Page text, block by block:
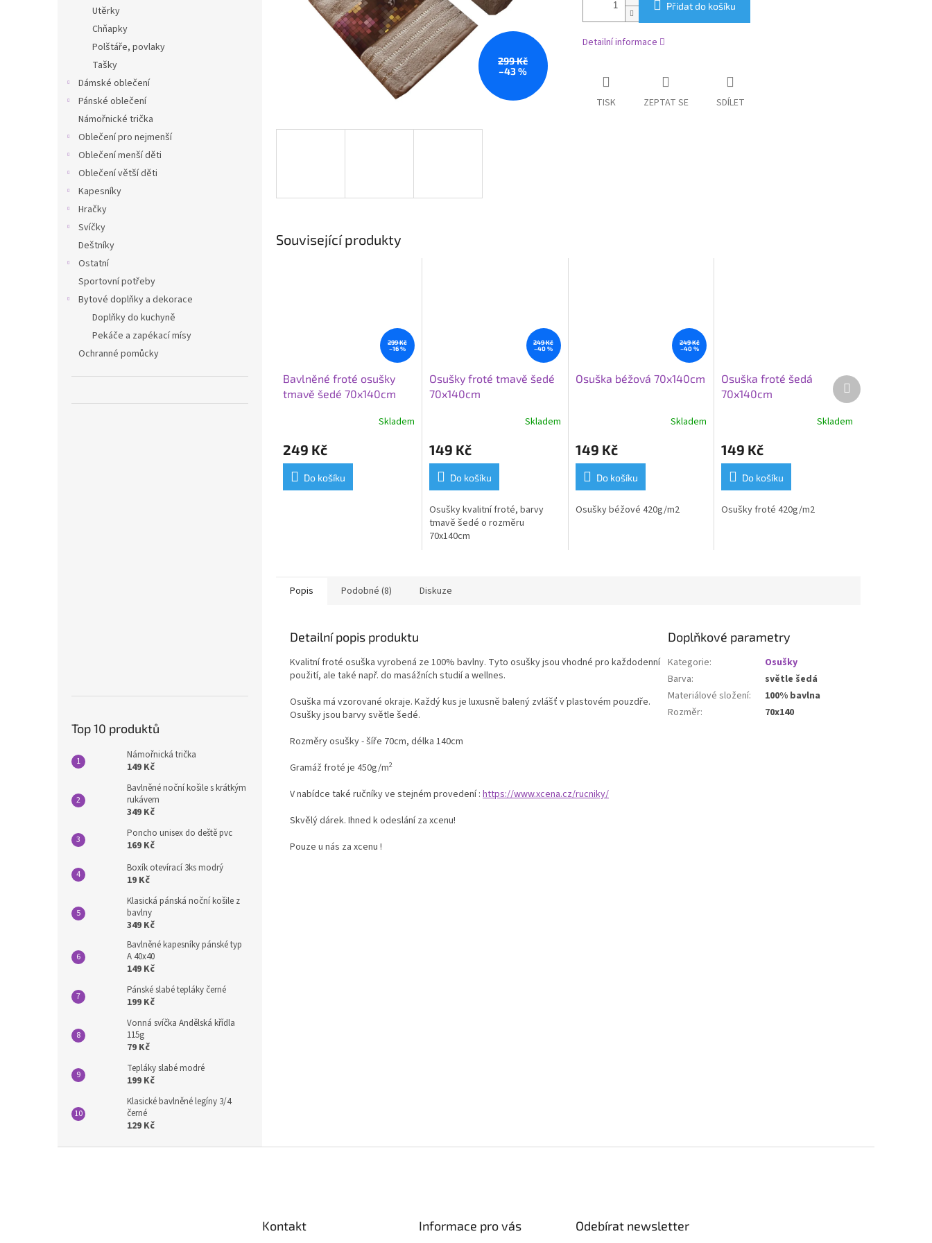
Utěrky
Chňapky
Polštáře, povlaky
Tašky
Dámské oblečení
Pánské oblečení
Námořnické trička
Oblečení pro nejmenší
Oblečení menší děti
Oblečení větší děti
Kapesníky
Hračky
Svíčky
Deštníky
Ostatní
Sportovní potřeby
Bytové doplňky a dekorace
Doplňky do kuchyně
Pekáče a zapékací mísy
Ochranné pomůcky
Top 10 produktů
Námořnická trička
149 Kč
Bavlněné noční košile s krátkým
rukávem
349 Kč
Poncho unisex do deště pvc
169 Kč
Boxík otevírací 3ks modrý
19 Kč
Klasická pánská noční košile z
bavlny
349 Kč
Bavlněné kapesníky pánské typ
A 40x40
149 Kč
Pánské slabé tepláky černé
199 Kč
Vonná svíčka Andělská křídla
115g
79 Kč
Tepláky slabé modré
199 Kč
Klasické bavlněné legíny 3/4
černé
129 Kč
299 Kč
–43 %
Přidat do košíku
Detailní informace
TISK ZEPTAT SE SDÍLET
Související produkty
299 Kč
–16 %
Bavlněné froté osušky
tmavě šedé 70x140cm
Skladem
249 Kč
Do košíku
249 Kč
–40 %
Osušky froté tmavě šedé
70x140cm
Skladem
149 Kč
Do košíku
Osušky kvalitní froté, barvy
tmavě šedé o rozměru
70x140cm
249 Kč
–40 %
Osuška béžová 70x140cm
Skladem
149 Kč
Do košíku
Osušky béžové 420g/m2
Osuška froté šedá
70x140cm
Skladem
149 Kč
Do košíku
Osušky froté 420g/m2
Další
produkt
Popis Podobné (8) Diskuze
Detailní popis produktu
Kvalitní froté osuška vyrobená ze 100% bavlny. Tyto osušky jsou vhodné pro každodenní
použití, ale také např. do masážních studií a wellnes.
Osuška má vzorované okraje. Každý kus je luxusně balený zvlášť v plastovém pouzdře.
Osušky jsou barvy světle šedé.
Rozměry osušky - šíře 70cm, délka 140cm
Gramáž froté je 450g/m2
V nabídce také ručníky ve stejném provedení : https://www.xcena.cz/rucniky/
Skvělý dárek. Ihned k odeslání za xcenu!
Pouze u nás za xcenu !
Doplňkové parametry
Kategorie:
Osušky
Barva:
světle šedá
Materiálové složení:
100% bavlna
Rozměr: 70x140
Kontakt Informace pro vás Odebírat newsletter